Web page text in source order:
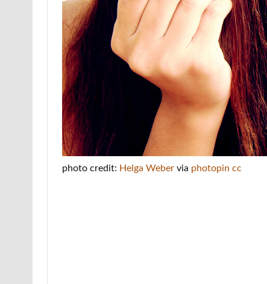
photo credit: Helga Webervia photopin cc